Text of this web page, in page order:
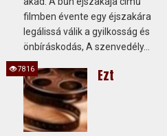
filmben évente egy éjszakára
legálissá válik a gyilkosság és
önbíráskodás, A szenvedély...
Ezt
7816